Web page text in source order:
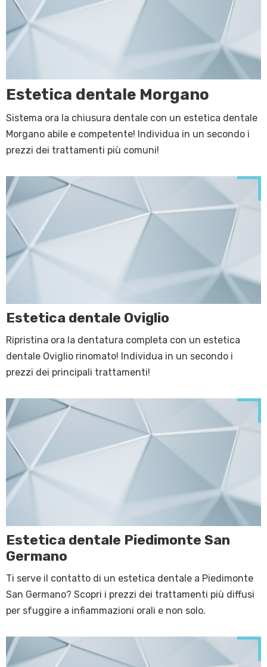
Estetica dentale Morgano
Sistema ora la chiusura dentale con un estetica dentale
Morgano abile e competente! Individua in un secondo i
prezzi dei trattamenti più comuni!
Estetica dentale Oviglio
Ripristina ora la dentatura completa con un estetica
dentale Oviglio rinomato! Individua in un secondo i
prezzi dei principali trattamenti!
Estetica dentale Piedimonte San
Germano
Ti serve il contatto di un estetica dentale a Piedimonte
San Germano? Scopri i prezzi dei trattamenti più diffusi
per sfuggire a infiammazioni orali e non solo.